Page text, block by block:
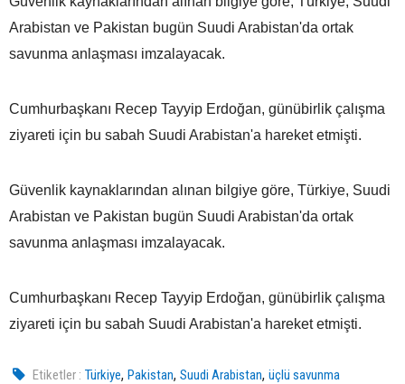
Arabistan ve Pakistan bugün Suudi Arabistan'da ortak
savunma anlaşması imzalayacak.
Cumhurbaşkanı Recep Tayyip Erdoğan, günübirlik çalışma
ziyareti için bu sabah Suudi Arabistan'a hareket etmişti.
Güvenlik kaynaklarından alınan bilgiye göre, Türkiye, Suudi
Arabistan ve Pakistan bugün Suudi Arabistan'da ortak
savunma anlaşması imzalayacak.
Cumhurbaşkanı Recep Tayyip Erdoğan, günübirlik çalışma
ziyareti için bu sabah Suudi Arabistan'a hareket etmişti.
Etiketler : Türkiye,Pakistan,Suudi Arabistan,üçlü savunma